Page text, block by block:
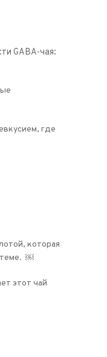
GABA-чая:
где
которая
￼
этот чай